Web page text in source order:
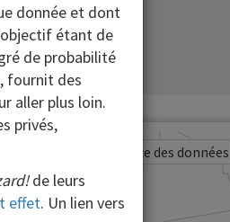
Afficher la source des données
donnée et dont
étant de
de probabilité
fournit des
aller plus loin.
privés,
de leurs
effet. Un lien vers